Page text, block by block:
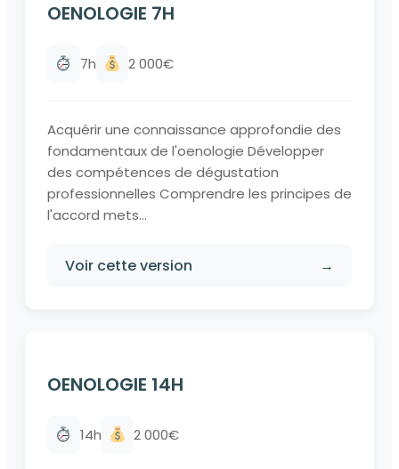
OENOLOGIE 7H
7h 2 000€
Acquérir une connaissance approfondie des
fondamentaux de l'oenologie Développer
des compétences de dégustation
professionnelles Comprendre les principes de
l'accord mets...
Voir cette version →
OENOLOGIE 14H
14h 2 000€